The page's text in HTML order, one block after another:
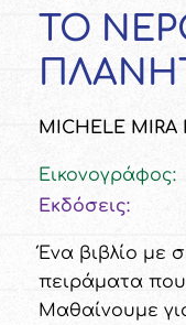
ΤΟ
ΜΙCΗΕLΕ ΜΙRΑ
Εικονογράφος:
Εκδόσεις:
Ένα βιβλίο με
πειράματα
Μαθαίνουμε